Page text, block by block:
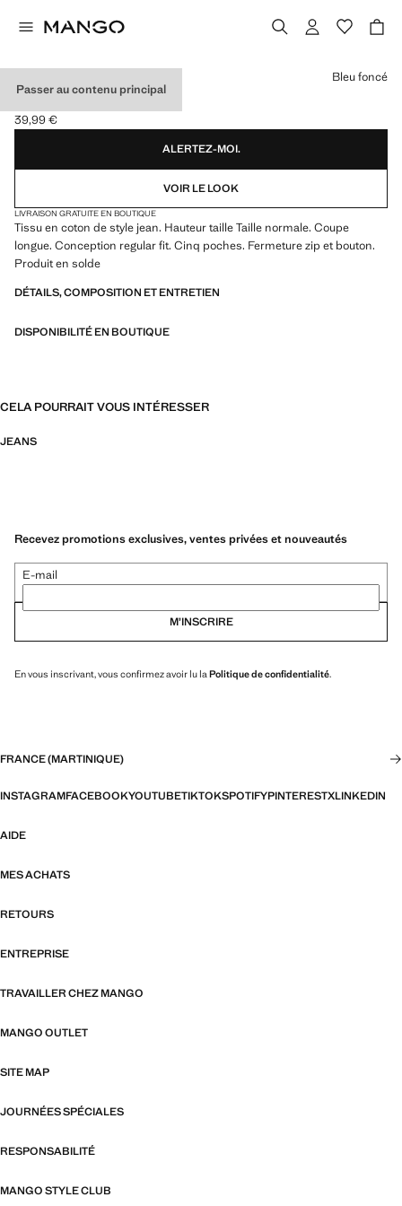
Passer au contenu principal
JEAN REGULAR-FIT
Prix actuel [39,99 € ]
39,99 €
Choisissez une couleur
Bleu foncé
ALERTEZ-MOI.
VOIR LE LOOK
LIVRAISON GRATUITE EN BOUTIQUE
Tissu en coton de style jean. Hauteur taille Taille normale. Coupe
longue. Conception regular fit. Cinq poches. Fermeture zip et bouton.
Produit en solde
DÉTAILS, COMPOSITION ET ENTRETIEN
DISPONIBILITÉ EN BOUTIQUE
CELA POURRAIT VOUS INTÉRESSER
JEANS
Recevez promotions exclusives, ventes privées et nouveautés
E-mail
M’INSCRIRE
En vous inscrivant, vous confirmez avoir lu la Politique de confidentialité.
FRANCE (MARTINIQUE)
INSTAGRAMFACEBOOKYOUTUBETIKTOKSPOTIFYPINTERESTXLINKEDIN
AIDE
MES ACHATS
RETOURS
ENTREPRISE
TRAVAILLER CHEZ MANGO
MANGO OUTLET
SITE MAP
JOURNÉES SPÉCIALES
RESPONSABILITÉ
MANGO STYLE CLUB